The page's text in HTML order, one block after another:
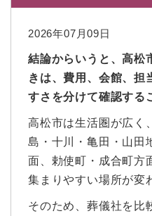
2026年07月09日
結論からいうと、高松
きは、費用、会館、担
すさを分けて確認する
高松市は生活圏が広く
島・十川・亀田・山田
面、勅使町・成合町方
集まりやすい場所が変
そのため、葬儀社を比